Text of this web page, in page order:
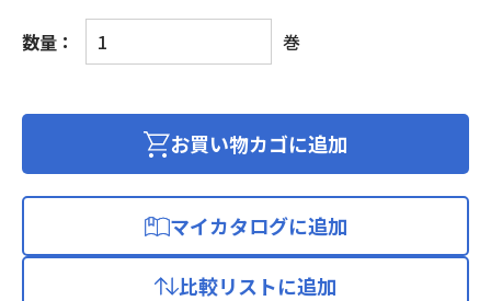
数量：
CA
高
泡
ン
巻
お買い物カゴに追加
マイカタログに追加
比較リストに追加